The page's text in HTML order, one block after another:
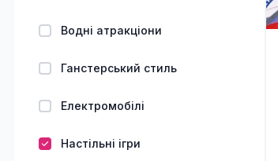
Водні атракціони
Ганстерський стиль
Електромобілі
Настільні ігри